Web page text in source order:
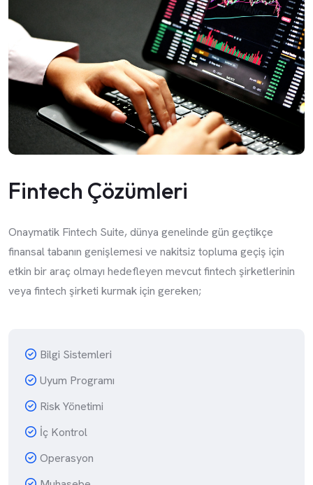
Fintech Çözümleri
Onaymatik Fintech Suite, dünya genelinde gün geçtikçe
finansal tabanın genişlemesi ve nakitsiz topluma geçiş için
etkin bir araç olmayı hedefleyen mevcut fintech şirketlerinin
veya fintech şirketi kurmak için gereken;
Bilgi Sistemleri
Uyum Programı
Risk Yönetimi
İç Kontrol
Operasyon